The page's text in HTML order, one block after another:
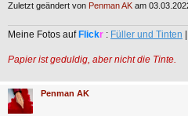
Zuletzt geändert von Penman AK am
Meine Fotos aufFlickr : Füller und Tinten |
Papier ist geduldig, aber nicht die Tinte.
Penman AK